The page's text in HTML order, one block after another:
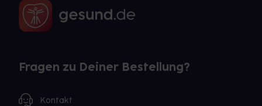
Fragen zu Deiner Bestellung?
Kontakt